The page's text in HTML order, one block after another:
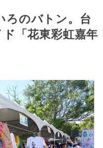
ろのバトン。台
「花東彩虹嘉年